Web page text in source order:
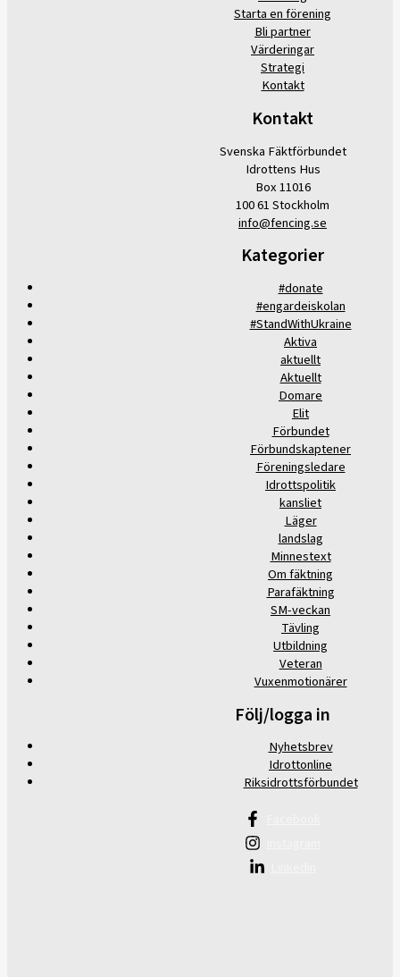
Starta en förening
Bli partner
Värderingar
Strategi
Kontakt
Kontakt
Svenska Fäktförbundet
Idrottens Hus
Box 11016
100 61 Stockholm
info@fencing.se
Kategorier
#donate
#engardeiskolan
#StandWithUkraine
Aktiva
aktuellt
Aktuellt
Domare
Elit
Förbundet
Förbundskaptener
Föreningsledare
Idrottspolitik
kansliet
Läger
landslag
Minnestext
Om fäktning
Parafäktning
SM-veckan
Tävling
Utbildning
Veteran
Vuxenmotionärer
Följ/logga in
Nyhetsbrev
Idrottonline
Riksidrottsförbundet